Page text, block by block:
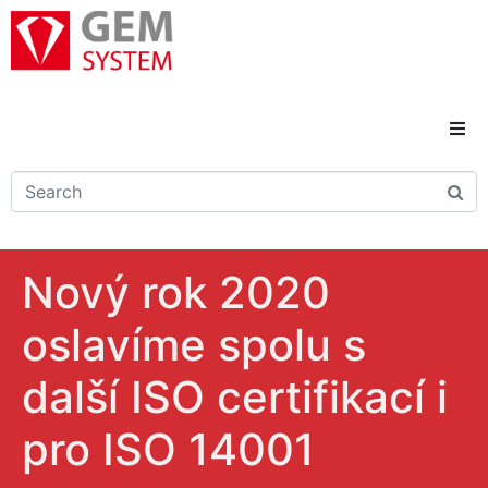
Domů
Řešení a služby
Kariéra
Nový rok 2020
oslavíme spolu s
další ISO certifikací i
pro ISO 14001